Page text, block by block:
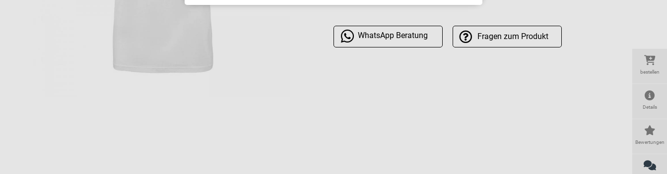
WhatsApp Beratung Fragen zum Produkt
bestellen
Details
Bewertungen